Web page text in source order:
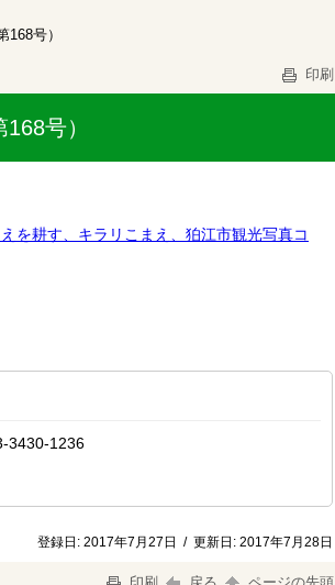
号）
印刷
号）
を耕す、キラリこまえ、狛江市観光写真コ
3430-1236
登録日: 2017年7月27日 / 更新日: 2017年7月28日